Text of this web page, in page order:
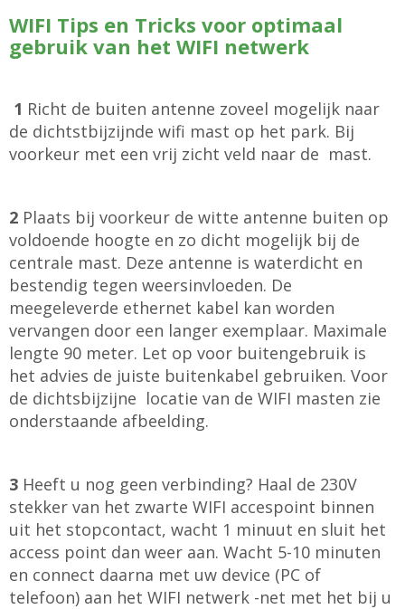
WIFI Tips en Tricks voor optimaal
gebruik van het WIFI netwerk
1 Richt de buiten antenne zoveel mogelijk naar
de dichtstbijzijnde wifi mast op het park. Bij
voorkeur met een vrij zicht veld naar de mast.
2 Plaats bij voorkeur de witte antenne buiten op
voldoende hoogte en zo dicht mogelijk bij de
centrale mast. Deze antenne is waterdicht en
bestendig tegen weersinvloeden. De
meegeleverde ethernet kabel kan worden
vervangen door een langer exemplaar. Maximale
lengte 90 meter. Let op voor buitengebruik is
het advies de juiste buitenkabel gebruiken. Voor
de dichtsbijzijne locatie van de WIFI masten zie
onderstaande afbeelding.
3 Heeft u nog geen verbinding? Haal de 230V
stekker van het zwarte WIFI accespoint binnen
uit het stopcontact, wacht 1 minuut en sluit het
access point dan weer aan. Wacht 5-10 minuten
en connect daarna met uw device (PC of
telefoon) aan het WIFI netwerk -net met het bij u